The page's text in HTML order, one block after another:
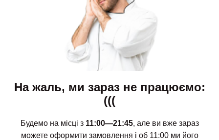
На жаль, ми зараз не працюємо:
(((
Будемо на місці з 11:00—21:45, але ви вже зараз
можете оформити замовлення і об 11:00 ми його